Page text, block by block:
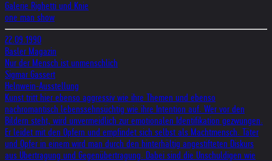
Galerie Righetti und Knie
one man show
22.09.1990
Basler Magazin
Nur der Mensch ist unmenschlich
Sigmar Gassert
Helnwein-Ausstellung
Kunst tritt hier ebenso aggressiv wie ihre Themen und ebenso
nachromantisch lebenssehnsüchtig wie ihre Intention auf. Wer vor den
Bildern steht, wird unvermeidlich zur emotionalen Identifikation gezwungen.
Er leidet mit den Opfern und empfindet sich selbst als Machtmensch. Täter
und Opfer in einem wird man durch den hinterhältig angestifteten Diskurs
aus Übertragung und Gegenübertragung. Dabei sind die Unschuldigen wie